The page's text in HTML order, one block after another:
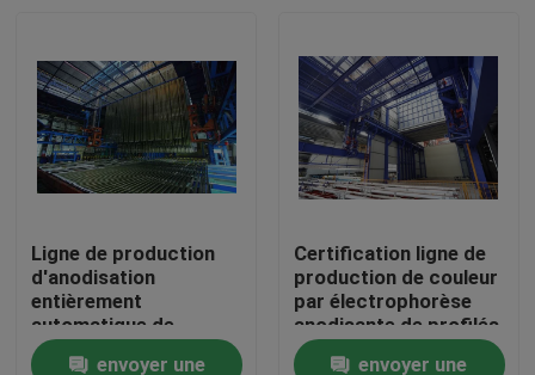
Produits
VR Show
Ligne de production
d'anodisation
entièrement
automatique de
capacité d'espace de
envoyer une
Certification ligne de
production de couleur
par électrophorèse
anodisante de profilés
en aluminium
envoyer une